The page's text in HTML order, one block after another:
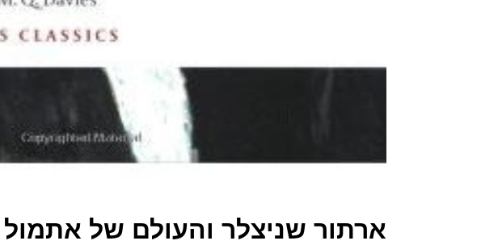
ארתור שניצלר והעולם של אתמול